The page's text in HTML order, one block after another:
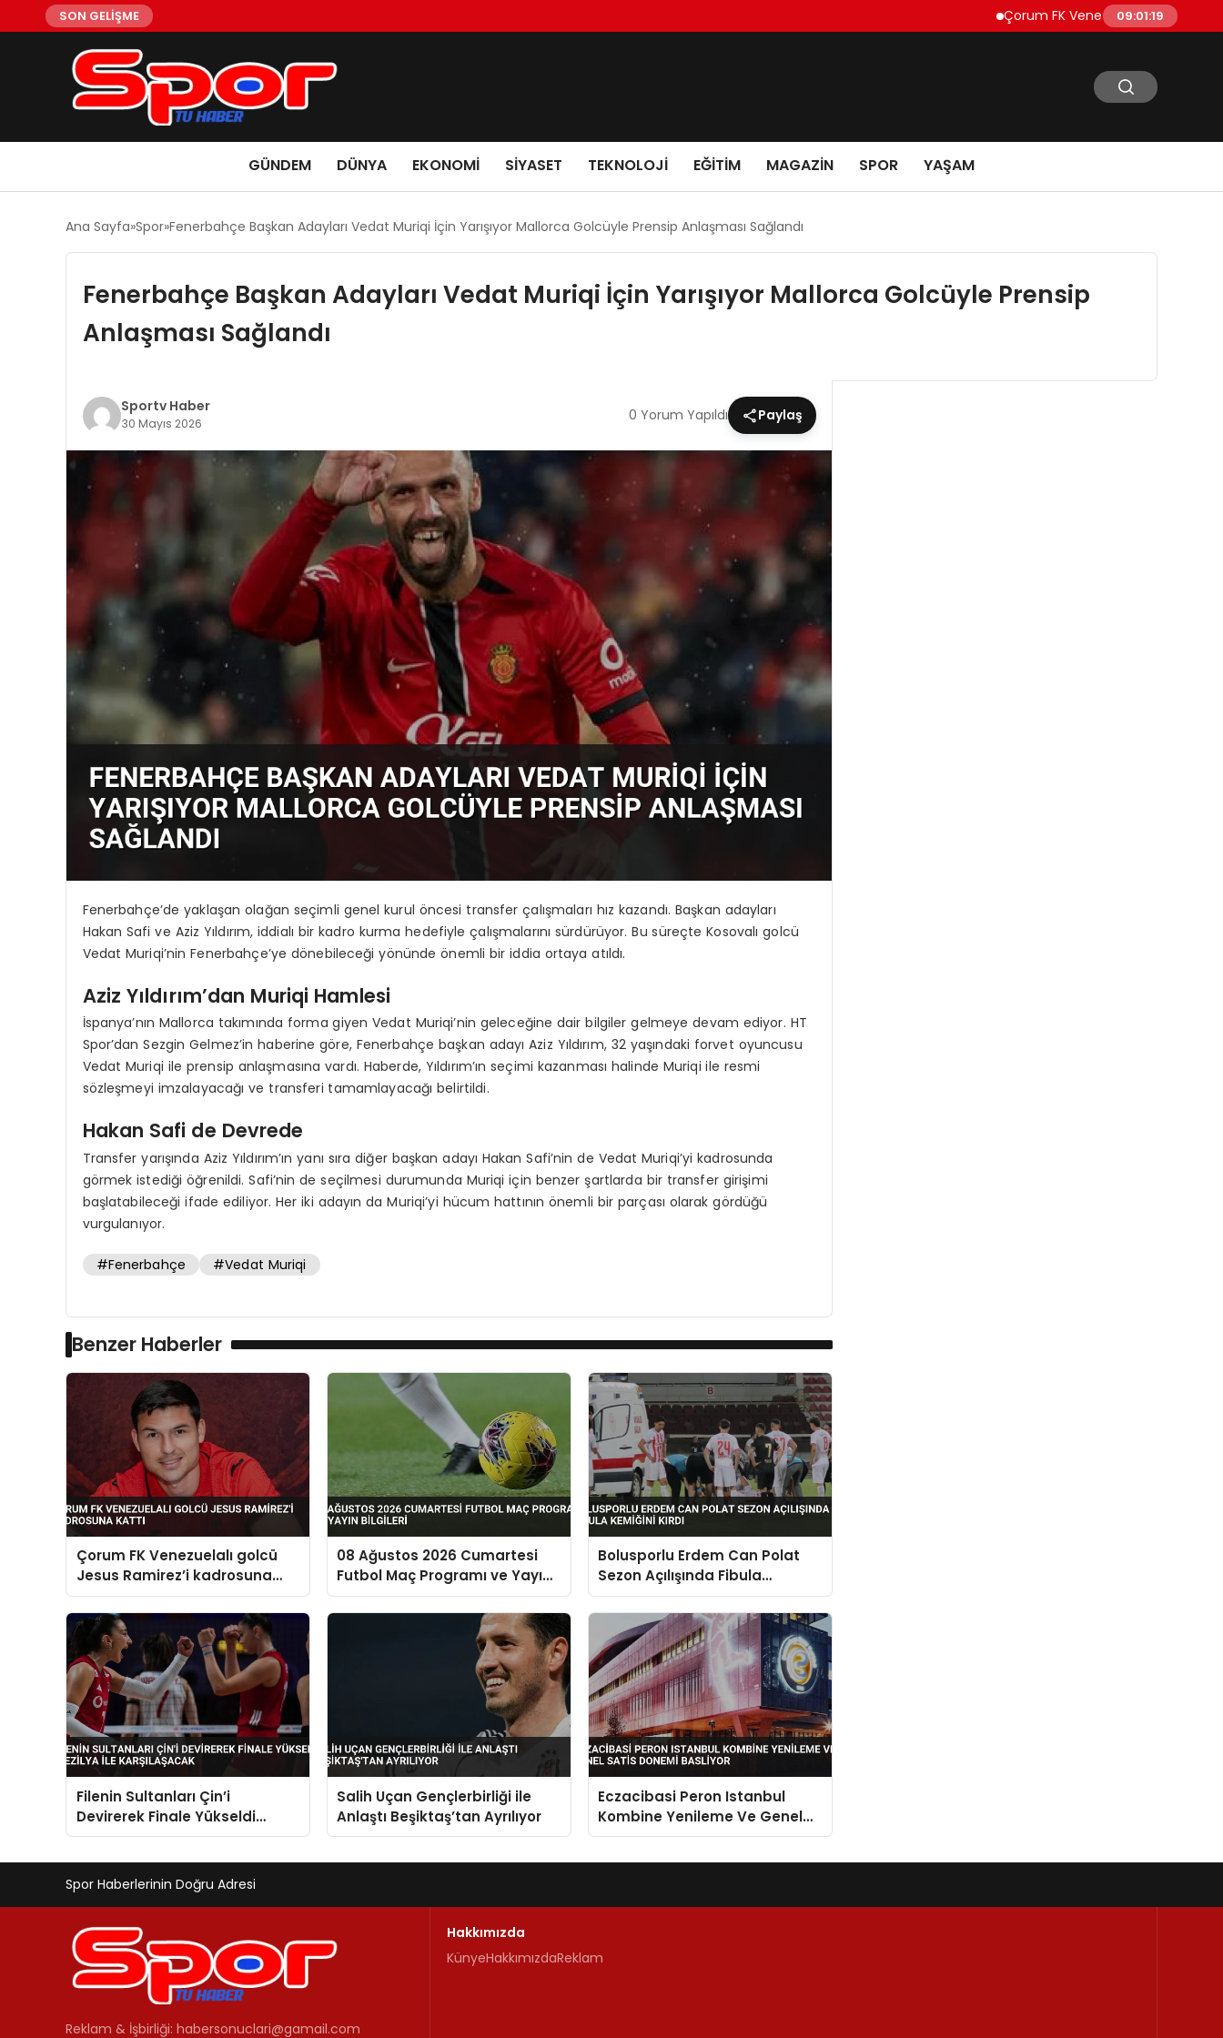
SON GELİŞME Çorum FK Venezuelalı golcü Jesus
09:01:20
GÜNDEM DÜNYA EKONOMI SIYASET TEKNOLOJI EĞITIM MAGAZIN SPOR YAŞAM
Ana Sayfa Spor Fenerbahçe Başkan Adayları Vedat Muriqi İçin Yarışıyor Mallorca Golcüyle Prensip Anlaşması Sağlandı
Fenerbahçe Başkan Adayları Vedat Muriqi İçin Yarışıyor Mallorca Golcüyle Prensip
Anlaşması Sağlandı
Sportv Haber
30 Mayıs 2026 0 Yorum Yapıldı Paylaş
Fenerbahçe’de yaklaşan olağan seçimli genel kurul öncesi transfer çalışmaları hız kazandı. Başkan adayları
Hakan Safi ve Aziz Yıldırım, iddialı bir kadro kurma hedefiyle çalışmalarını sürdürüyor. Bu süreçte Kosovalı golcü
Vedat Muriqi’nin Fenerbahçe’ye dönebileceği yönünde önemli bir iddia ortaya atıldı.
Aziz Yıldırım’dan Muriqi Hamlesi
İspanya’nın Mallorca takımında forma giyen Vedat Muriqi’nin geleceğine dair bilgiler gelmeye devam ediyor. HT
Spor’dan Sezgin Gelmez’in haberine göre, Fenerbahçe başkan adayı Aziz Yıldırım, 32 yaşındaki forvet oyuncusu
Vedat Muriqi ile prensip anlaşmasına vardı. Haberde, Yıldırım’ın seçimi kazanması halinde Muriqi ile resmi
sözleşmeyi imzalayacağı ve transferi tamamlayacağı belirtildi.
Hakan Safi de Devrede
Transfer yarışında Aziz Yıldırım’ın yanı sıra diğer başkan adayı Hakan Safi’nin de Vedat Muriqi’yi kadrosunda
görmek istediği öğrenildi. Safi’nin de seçilmesi durumunda Muriqi için benzer şartlarda bir transfer girişimi
başlatabileceği ifade ediliyor. Her iki adayın da Muriqi’yi hücum hattının önemli bir parçası olarak gördüğü
vurgulanıyor.
#Fenerbahçe #Vedat Muriqi
Benzer Haberler
Çorum FK Venezuelalı golcü
Jesus Ramirez’i kadrosuna
kattı
08 Ağustos 2026 Cumartesi
Futbol Maç Programı ve Yayın
Bilgileri
Bolusporlu Erdem Can Polat
Sezon Açılışında Fibula
Kemiğini Kırdı
Filenin Sultanları Çin’i
Devirerek Finale Yükseldi
Brezilya ile Karşılaşacak
Salih Uçan Gençlerbirliği ile
Anlaştı Beşiktaş’tan Ayrılıyor
Eczacibasi Peron Istanbul
Kombine Yenileme Ve Genel
Satis Donemi Basliyor
Spor Haberlerinin Doğru Adresi
Reklam & İşbirliği: habersonuclari@gamail.com
Hakkımızda
KünyeHakkımızdaReklam